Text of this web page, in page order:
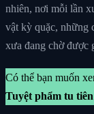
nhiên, nơi mỗi lần
vật kỳ quặc, những
xưa đang chờ được
Có thể bạn muốn
Tuyệt phẩm tu